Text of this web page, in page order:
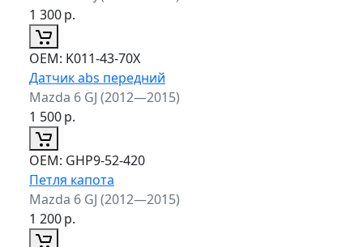
1 300р.
ОЕМ: K011-43-70X
Датчик abs передний
Mazda 6 GJ (2012—2015)
1 500р.
ОЕМ: GHP9-52-420
Петля капота
Mazda 6 GJ (2012—2015)
1 200р.